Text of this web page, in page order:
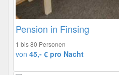
Pension in Finsing
1 bis 80 Personen
von 45,- € pro Nacht